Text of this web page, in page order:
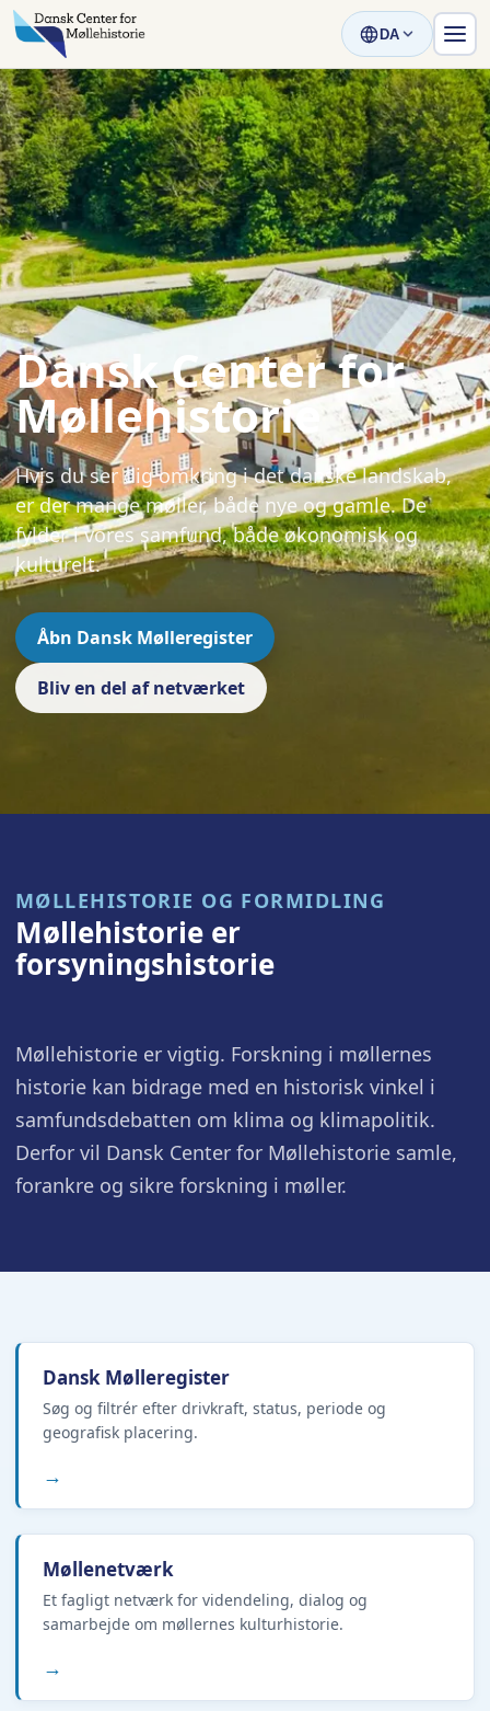
DA
Dansk Center for
Møllehistorie
Hvis du ser dig omkring i det danske landskab,
er der mange møller, både nye og gamle. De
fylder i vores samfund, både økonomisk og
kulturelt.
Åbn Dansk Mølleregister
Bliv en del af netværket
MØLLEHISTORIE OG FORMIDLING
Møllehistorie er
forsyningshistorie
Møllehistorie er vigtig. Forskning i møllernes
historie kan bidrage med en historisk vinkel i
samfundsdebatten om klima og klimapolitik.
Derfor vil Dansk Center for Møllehistorie samle,
forankre og sikre forskning i møller.
Dansk Mølleregister
Søg og filtrér efter drivkraft, status, periode og
geografisk placering.
→
Møllenetværk
Et fagligt netværk for videndeling, dialog og
samarbejde om møllernes kulturhistorie.
→